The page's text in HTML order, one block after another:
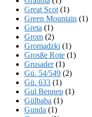
Great Scot (1)
Green Mountain (1)
Greta (1)
Grom (2)
Gromadzki (1)
Grosße Rote (1)
Grusader(1)
Gü. 54/549 (2)
Gü. 633 (1)
Gul Bennep (1)
Gülbaba (1)
Gunda (1)